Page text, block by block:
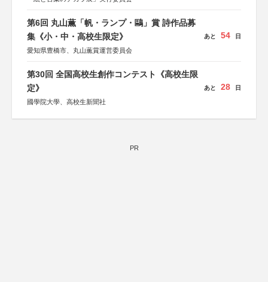
第6回 丸山薫「帆・ランプ・鷗」賞 詩作品募
集《小・中・高校生限定》
愛知県豊橋市、丸山薫賞運営委員会
あと 54 日
第30回 全国高校生創作コンテスト《高校生限
定》
國學院大學、高校生新聞社
あと 28 日
PR